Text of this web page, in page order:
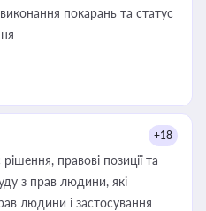
виконання покарань та статус
+18
правові позиції та
з прав людини, які
людини і застосування